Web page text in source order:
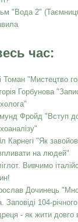
"Вода 2"
час:
Томан "Мистецтво
Горбунова
Фройд "Вступ
Карнегі "Як
на людей"
Вивчимо
Дочинець
Заповіді 104-
- як жити довго